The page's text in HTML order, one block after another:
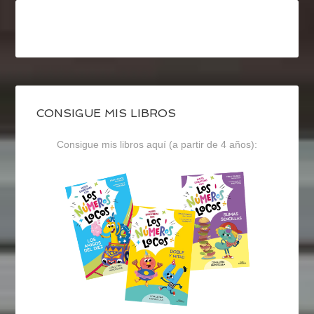
CONSIGUE MIS LIBROS
Consigue mis libros aquí (a partir de 4 años):